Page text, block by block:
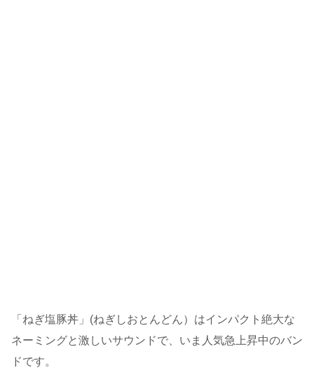
「ねぎ塩豚丼」(ねぎしおとんどん）はインパクト絶大な
ネーミングと激しいサウンドで、いま人気急上昇中のバン
ドです。